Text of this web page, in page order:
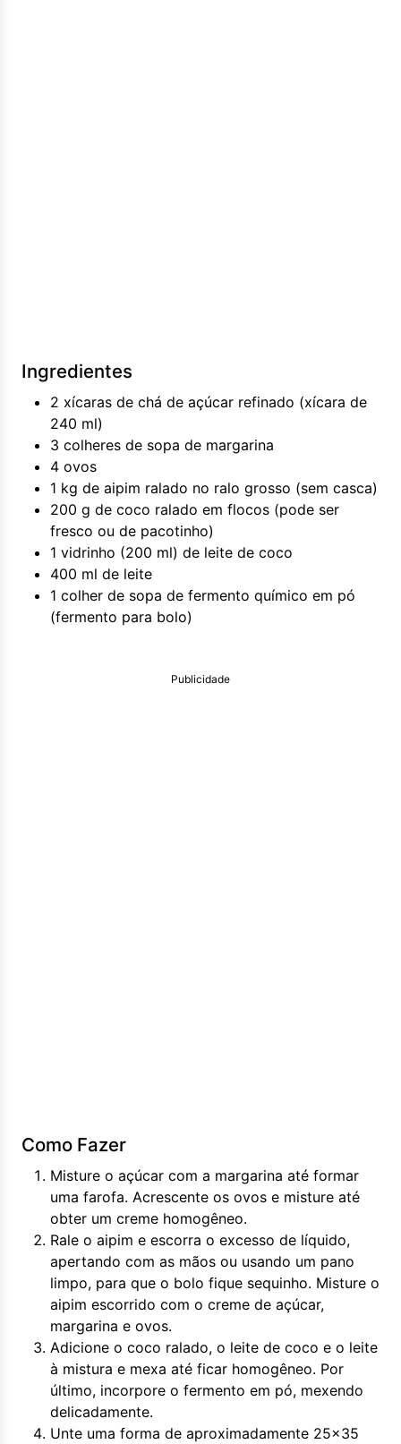
Ingredientes
2 xícaras de chá de açúcar refinado (xícara de
240 ml)
3 colheres de sopa de margarina
4 ovos
1 kg de aipim ralado no ralo grosso (sem casca)
200 g de coco ralado em flocos (pode ser
fresco ou de pacotinho)
1 vidrinho (200 ml) de leite de coco
400 ml de leite
1 colher de sopa de fermento químico em pó
(fermento para bolo)
Publicidade
Como Fazer
Misture o açúcar com a margarina até formar
uma farofa. Acrescente os ovos e misture até
obter um creme homogêneo.
Rale o aipim e escorra o excesso de líquido,
apertando com as mãos ou usando um pano
limpo, para que o bolo fique sequinho. Misture o
aipim escorrido com o creme de açúcar,
margarina e ovos.
Adicione o coco ralado, o leite de coco e o leite
à mistura e mexa até ficar homogêneo. Por
último, incorpore o fermento em pó, mexendo
delicadamente.
Unte uma forma de aproximadamente 25x35